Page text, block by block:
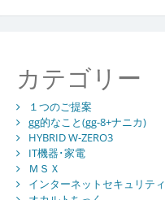
カテゴリー
１つのご提案
gg的なこと(gg-8+ナニカ)
HYBRID W-ZERO3
IT機器･家電
ＭＳＸ
インターネットセキュリティ